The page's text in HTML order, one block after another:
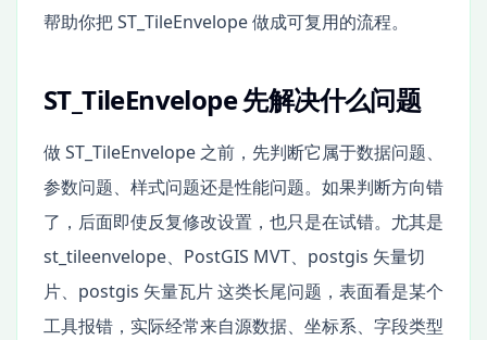
帮助你把 ST_TileEnvelope 做成可复用的流程。
ST_TileEnvelope 先解决什么问题
做 ST_TileEnvelope 之前，先判断它属于数据问题、
参数问题、样式问题还是性能问题。如果判断方向错
了，后面即使反复修改设置，也只是在试错。尤其是
st_tileenvelope、PostGIS MVT、postgis 矢量切
片、postgis 矢量瓦片 这类长尾问题，表面看是某个
工具报错，实际经常来自源数据、坐标系、字段类型